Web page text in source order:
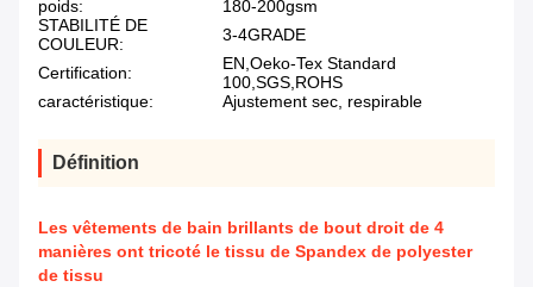
poids:
180-200gsm
STABILITÉ DE
COULEUR:
3-4GRADE
Certification:
EN,Oeko-Tex Standard
100,SGS,ROHS
caractéristique:
Ajustement sec, respirable
Définition
Les vêtements de bain brillants de bout droit de 4
manières ont tricoté le tissu de Spandex de polyester
de tissu